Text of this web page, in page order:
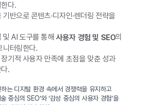
다.
반으로 콘텐츠·디자인·렌더링 전략을
및 AI 도구를 통해사용자 경험 및 SEO의
니터링한다.
기적 사용자 만족에 초점을 맞춘 성과
.
는 디지털 환경 속에서 경쟁력을 유지하고
중심의 SEO’와 ‘감성 중심의 사용자 경험’을